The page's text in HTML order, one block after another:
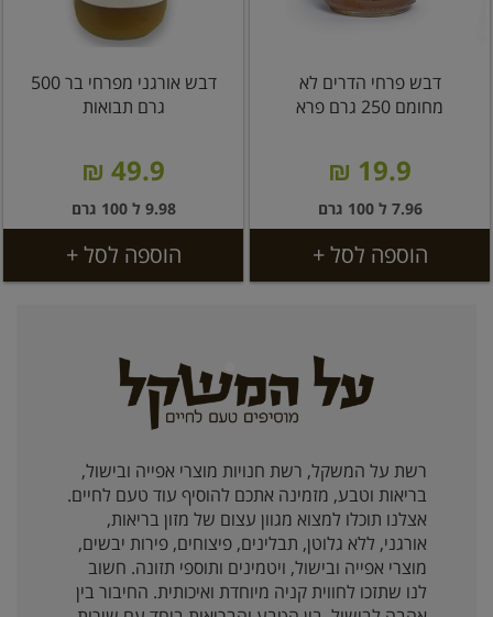
דבש פרחי הדרים לא
מחומם 250 גרם פרא
19.9 ₪
7.96 ל 100 גרם
הוספה לסל +
דבש אורגני מפרחי בר 500
גרם תבואות
49.9 ₪
9.98 ל 100 גרם
הוספה לסל +
רשת על המשקל, רשת חנויות מוצרי אפייה ובישול,
בריאות וטבע, מזמינה אתכם להוסיף עוד טעם לחיים.
אצלנו תוכלו למצוא מגוון עצום של מזון בריאות,
אורגני, ללא גלוטן, תבלינים, פיצוחים, פירות יבשים,
מוצרי אפייה ובישול, ויטמינים ותוספי תזונה. חשוב
לנו שתזכו לחווית קניה מיוחדת ואיכותית. החיבור בין